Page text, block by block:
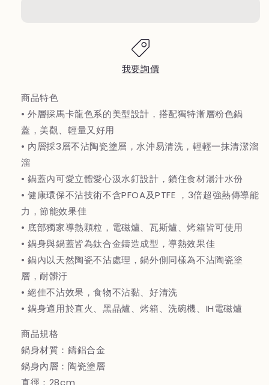
沾
鍋
28cm
粉-
家
號
鍋
28cm
粉-
家
號
我要詢價
商品特色
• 外層採馬卡龍色系的美型設計，搭配獨特漸層粉色鍋
蓋，美觀、輕量又好用
• 內層採3層不沾陶瓷塗層，水沖易清洗，輕輕一抹清潔溜
溜
• 鍋蓋內可愛立體愛心汲水釘設計，鎖住食材湯汁水份
• 健康環保不沾技術不含PFOA及PTFE ，3倍超強熱傳導能
力，節能效果佳
• 底部獨家導熱顆粒，電磁爐、瓦斯爐、烤箱皆可使用
• 鍋身與鍋蓋皆為鈦合金鑄造成型，導熱效果佳
• 鍋內以天然陶瓷不沾處理，鍋外側同樣為不沾陶瓷塗
層，耐髒汙
• 絕佳不沾效果，食物不沾黏、好清洗
• 鍋身適用於直火、黑晶爐、烤箱、洗碗機、IH電磁爐
商品規格
鍋身材質：鑄鋁合金
鍋身內層：陶瓷塗層
直徑：28cm